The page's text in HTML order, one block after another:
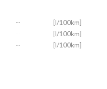
--
[l/100km]
--
[l/100km]
-- [l/100km]